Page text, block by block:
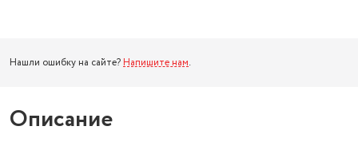
Нашли ошибку на сайте? Напишите нам.
Описание